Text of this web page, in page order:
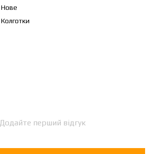
Нове
Колготки
Додайте перший відгук